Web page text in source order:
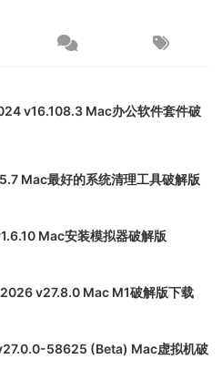
v16.108.3 Mac办公软件套件破
Mac最好的系统清理工具破解版
Mac安装模拟器破解版
v27.8.0 Mac M1破解版下载
58625 (Beta) Mac虚拟机破